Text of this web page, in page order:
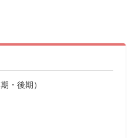
・後期）